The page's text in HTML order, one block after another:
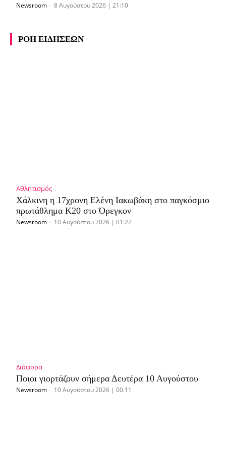
Newsroom - 8 Αυγούστου 2026 | 21:10
ΡΟΗ ΕΙΔΗΣΕΩΝ
Αθλητισμός
Χάλκινη η 17χρονη Ελένη Ιακωβάκη στο παγκόσμιο
πρωτάθλημα Κ20 στο Όρεγκον
Newsroom - 10 Αυγούστου 2026 | 01:22
Διάφορα
Ποιοι γιορτάζουν σήμερα Δευτέρα 10 Αυγούστου
Newsroom - 10 Αυγούστου 2026 | 00:11